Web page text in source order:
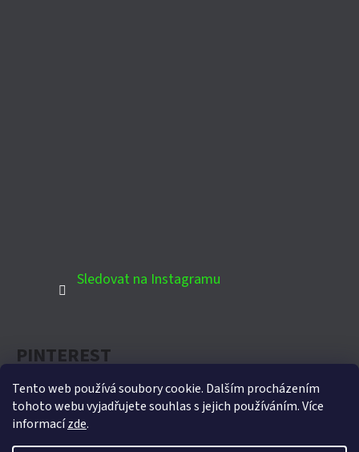
Tento web používá soubory cookie. Dalším procházením
tohoto webu vyjadřujete souhlas s jejich používáním. Více
informacízde.
Sledovat na Instagramu
PINTEREST
Oficiální partner Biohort pro Českou republiku